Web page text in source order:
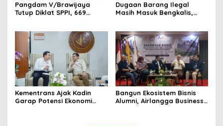
Pangdam V/Brawijaya
Tutup Diklat SPPI, 669
Dugaan Barang Ilegal
Masih Masuk Bengkalis,
Kementrans Ajak Kadin
Garap Potensi Ekonomi
Bangun Ekosistem Bisnis
Alumni, Airlangga Business